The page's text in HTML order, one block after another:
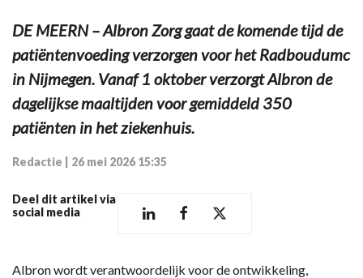
DE MEERN – Albron Zorg gaat de komende tijd de
patiëntenvoeding verzorgen voor het Radboudumc
in Nijmegen. Vanaf 1 oktober verzorgt Albron de
dagelijkse maaltijden voor gemiddeld 350
patiënten in het ziekenhuis.
Redactie 26 mei 2026 15:35
Deel dit artikel via
social media
Albron wordt verantwoordelijk voor de ontwikkeling,